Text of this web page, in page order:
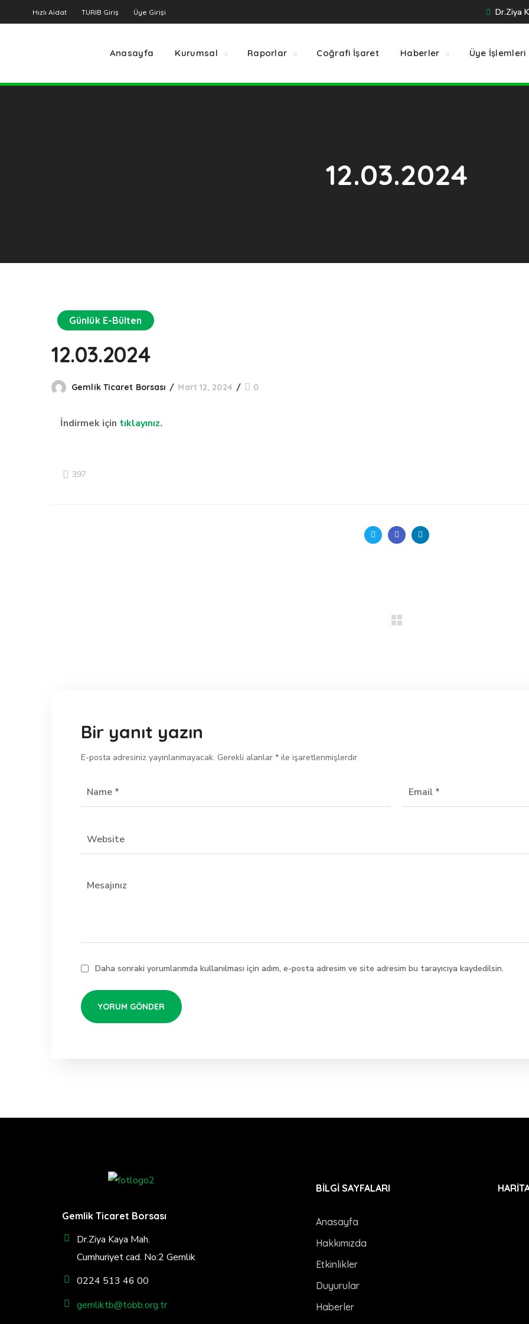
Hızlı Aidat TURIB Giriş Üye Girişi Dr.Ziya
Anasayfa Kurumsal Raporlar Coğrafi İşaret Haberler Üye İşlemleri
12.03.2024
Günlük E-Bülten
12.03.2024
Gemlik Ticaret Borsası Mart 12, 2024 0
İndirmek için tıklayınız.
397
Bir yanıt yazın
E-posta adresiniz yayınlanmayacak. Gerekli alanlar * ile işaretlenmişlerdir
Daha sonraki yorumlarımda kullanılması için adım, e-posta adresim ve site adresim bu tarayıcıya kaydedilsin.
Gemlik Ticaret Borsası
Dr.Ziya Kaya Mah.
Cumhuriyet cad. No:2 Gemlik
0224 513 46 00
gemliktb@tobb.org.tr
BİLGİ SAYFALARI
Anasayfa
Hakkımızda
Etkinlikler
Duyurular
Haberler